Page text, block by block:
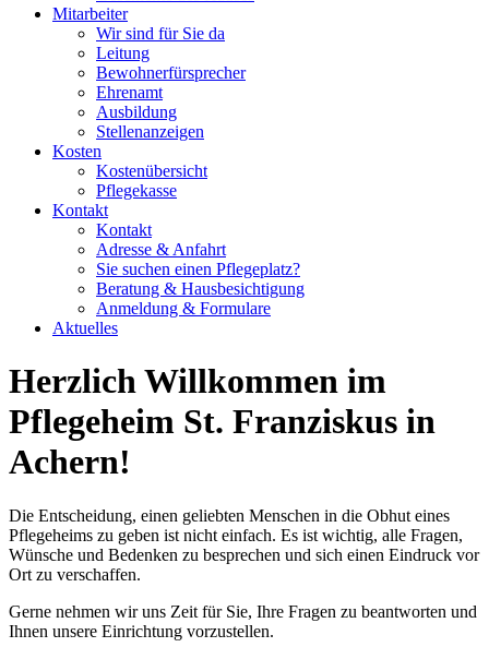
Mitarbeiter
Wir sind für Sie da
Leitung
Bewohnerfürsprecher
Ehrenamt
Ausbildung
Stellenanzeigen
Kosten
Kostenübersicht
Pflegekasse
Kontakt
Kontakt
Adresse & Anfahrt
Sie suchen einen Pflegeplatz?
Beratung & Hausbesichtigung
Anmeldung & Formulare
Aktuelles
Herzlich Willkommen im
Pflegeheim St. Franziskus in
Achern!
Die Entscheidung, einen geliebten Menschen in die Obhut eines
Pflegeheims zu geben ist nicht einfach. Es ist wichtig, alle Fragen,
Wünsche und Bedenken zu besprechen und sich einen Eindruck vor
Ort zu verschaffen.
Gerne nehmen wir uns Zeit für Sie, Ihre Fragen zu beantworten und
Ihnen unsere Einrichtung vorzustellen.